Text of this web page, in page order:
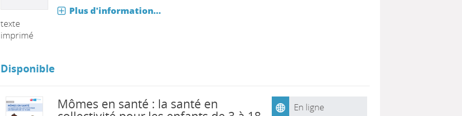
texte
imprimé
Plus d'information...
Disponible
Mômes en santé : la santé en En ligne